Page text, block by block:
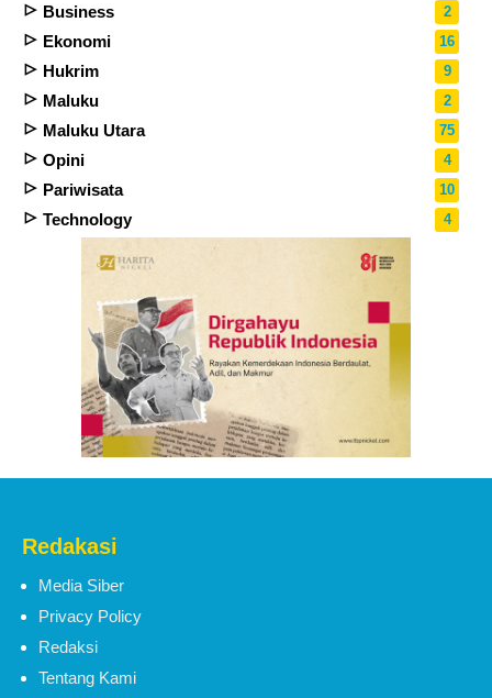
Business 2
Ekonomi 16
Hukrim 9
Maluku 2
Maluku Utara 75
Opini 4
Pariwisata 10
Technology 4
Redakasi
Media Siber
Privacy Policy
Redaksi
Tentang Kami